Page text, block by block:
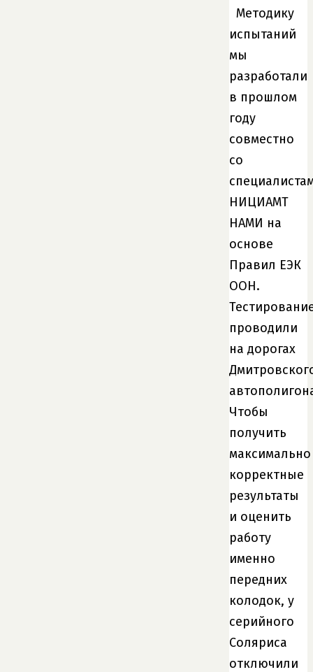
Методику
испытаний
мы
разработали
в прошлом
году
совместно
со
НИЦИАМТ
НАМИ на
основе
Правил ЕЭК
ООН.
проводили
на дорогах
Чтобы
получить
максимально
корректные
результаты
и оценить
работу
именно
передних
колодок, у
серийного
Соляриса
отключили